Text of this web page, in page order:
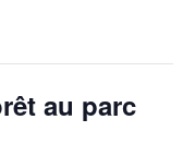
au parc